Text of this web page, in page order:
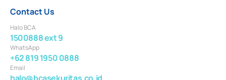
Contact Us
Halo BCA
1500888 ext 9
WhatsApp
+62 819 1950 0888
Email